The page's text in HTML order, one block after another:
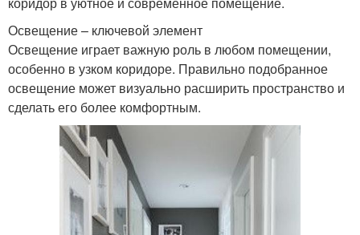
Освещение – ключевой элемент
Освещение играет важную роль в любом помещении,
особенно в узком коридоре. Правильно подобранное
освещение может визуально расширить пространство и
сделать его более комфортным.